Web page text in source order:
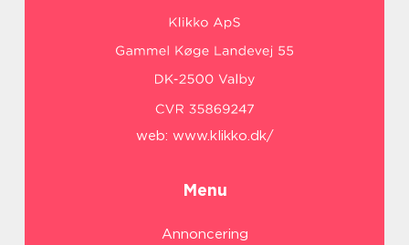
web: www.klikko.dk/
Menu
Annoncering